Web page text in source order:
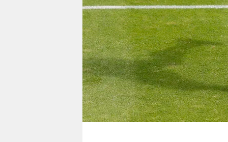
verlag
veranstaltungen
shop
fragen & hilfe
unterstützen
abo
genossenschaft